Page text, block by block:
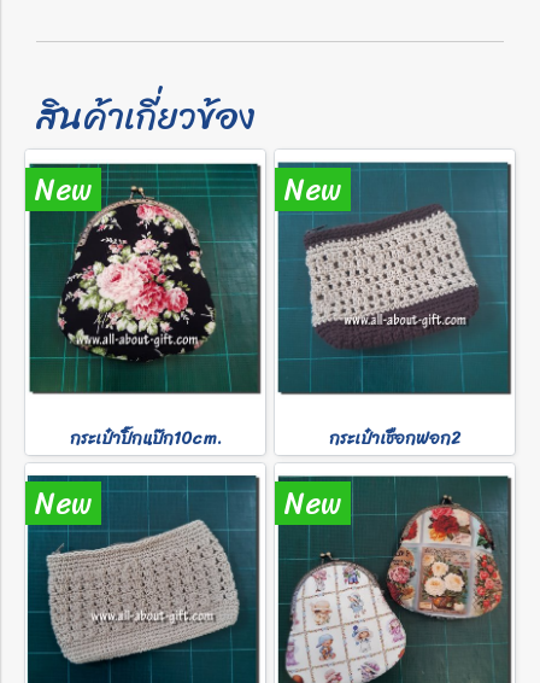
สินค้าเกี่ยวข้อง
New
กระเป๋าปิ๊กแป๊ก10cm.
New
กระเป๋าเชือกฟอก2
New New